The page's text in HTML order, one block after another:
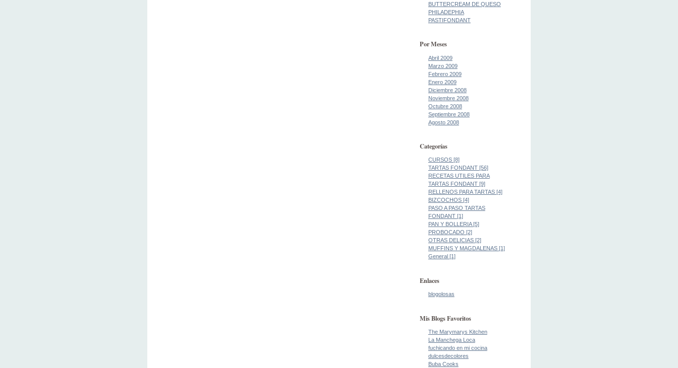
BUTTERCREAM DE QUESO
PHILADEPHIA
PASTIFONDANT
Por Meses
Abril 2009
Marzo 2009
Febrero 2009
Enero 2009
Diciembre 2008
Noviembre 2008
Octubre 2008
Septiembre 2008
Agosto 2008
Categorías
CURSOS [8]
TARTAS FONDANT [56]
RECETAS UTILES PARA
TARTAS FONDANT [9]
RELLENOS PARA TARTAS [4]
BIZCOCHOS [4]
PASO A PASO TARTAS
FONDANT [1]
PAN Y BOLLERIA [5]
PROBOCADO [2]
OTRAS DELICIAS [2]
MUFFINS Y MAGDALENAS [1]
General [1]
Enlaces
blogolosas
Mis Blogs Favoritos
The Marymarys Kitchen
La Manchega Loca
fuchicando en mi cocina
dulcesdecolores
Buba Cooks